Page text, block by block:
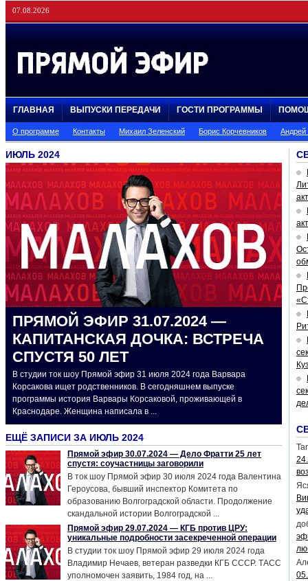
07.08.2026
ГЛАВНАЯ ВЫПУСКИ ПЕРЕДАЧИ ГОСТИ ПРОГРАММЫ
О программе Контакты Михаил Зеленский Борис Корчевников
ИЮЛЬ 2024
ПРЯМОЙ ЭФИР 31.07.2024 —
КАПИТАНСКАЯ ДОЧКА: ВСТРЕЧА
СПУСТЯ 50 ЛЕТ
В студии ток шоу Прямой эфир 31 июля 2024 года Варвара
Корсакова ищет родственников. В сегодняшнем выпуске
программы история Варвары Корсаковой, проживающей в
Краснодаре. Женщина написала в ...
ЕЩЁ ЗАПИСИ ЗА ИЮЛЬ 2024
Прямой эфир 30.07.2024 — Дело Фратти 25 лет
спустя: соучастницы заговорили
В ток шоу Прямой эфир 30 июля 2024 года Валентина
Героусова, бывший инспектор Комитета по
образованию Волгоградской области. Продолжение
скандальной истории Волгоградской ...
Прямой эфир 29.07.2024 — КГБ против ЦРУ:
уникальные подробности засекреченной операции
В студии ток шоу Прямой эфир 29 июля 2024 года
Владимир Нечаев, ветеран разведки КГБ СССР. ТАСС
уполномочен заявить, 1984 год, на ...